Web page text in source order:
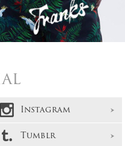
Instagram
Tumblr